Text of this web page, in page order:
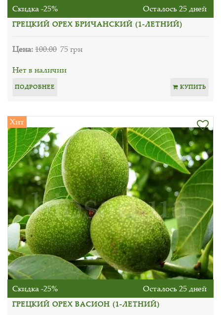
Скидка -25% Осталось 25 дней
ГРЕЦКИЙ ОРЕХ БРИЧАНСКИЙ (1-ЛЕТНИЙ)
Цена:100.00 75 грн
Нет в наличии
ПОДРОБНЕЕ КУПИТЬ
Хит
Скидка -25% Осталось 25 дней
ГРЕЦКИЙ ОРЕХ ВАСИОН (1-ЛЕТНИЙ)